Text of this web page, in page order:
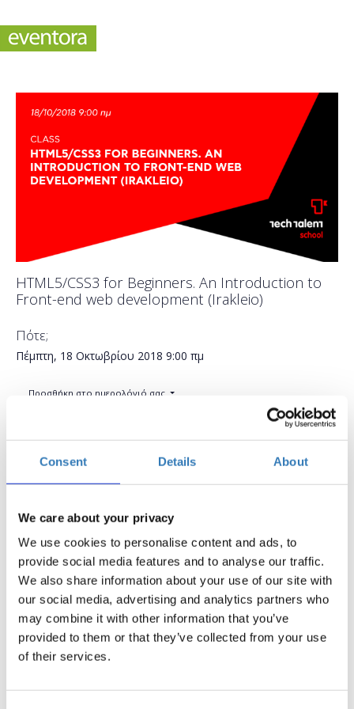
Consent Details About
We care about your privacy
We use cookies to personalise content and ads, to
provide social media features and to analyse our traffic.
We also share information about your use of our site with
our social media, advertising and analytics partners who
may combine it with other information that you’ve
provided to them or that they’ve collected from your use
of their services.
HTML5/CSS3 for Beginners. An Introduction to
Front-end web development (Irakleio)
Πότε;
Πέμπτη, 18 Οκτωβρίου 2018 9:00 πμ
Προσθήκη στο ημερολόγιό σας
Ποια είναι τα βασικά στοιχεία μιας ιστοσελίδας και
πώς την κατασκευάζουμε με τη χρήση κώδικα HTML;
Μερικά από τα ερωτήματα που θα απαντήσουμε
πώς μας βοηθούν τα Stylesheets, τι είναι τα CSS και